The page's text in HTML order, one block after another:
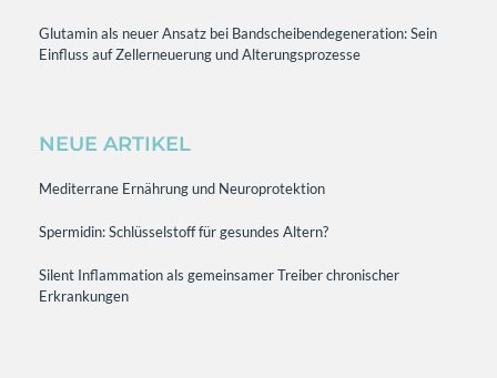
Glutamin als neuer Ansatz bei Bandscheibendegeneration: Sein
Einfluss auf Zellerneuerung und Alterungsprozesse
NEUE ARTIKEL
Mediterrane Ernährung und Neuroprotektion
Spermidin: Schlüsselstoff für gesundes Altern?
Silent Inflammation als gemeinsamer Treiber chronischer
Erkrankungen